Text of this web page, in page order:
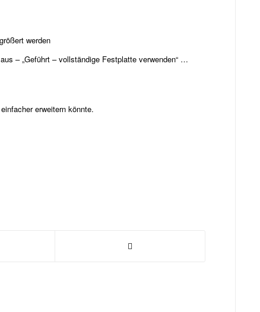
werden
– „Geführt – vollständige Festplatte verwenden“ …
erweitern könnte.